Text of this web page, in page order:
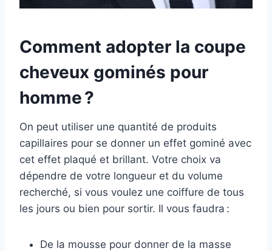
Comment adopter la coupe
cheveux gominés pour
homme ?
On peut utiliser une quantité de produits
capillaires pour se donner un effet gominé avec
cet effet plaqué et brillant. Votre choix va
dépendre de votre longueur et du volume
recherché, si vous voulez une coiffure de tous
les jours ou bien pour sortir. Il vous faudra :
De la mousse pour donner de la masse